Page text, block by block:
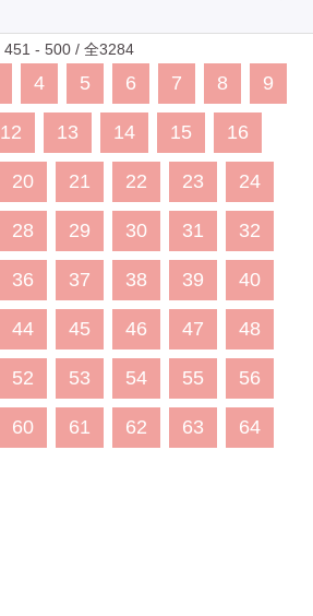
451 - 500 / 全3284
4 5 6 7 8 9
12 13 14 15 16
20 21 22 23 24
28 29 30 31 32
36 37 38 39 40
44 45 46 47 48
52 53 54 55 56
60 61 62 63 64